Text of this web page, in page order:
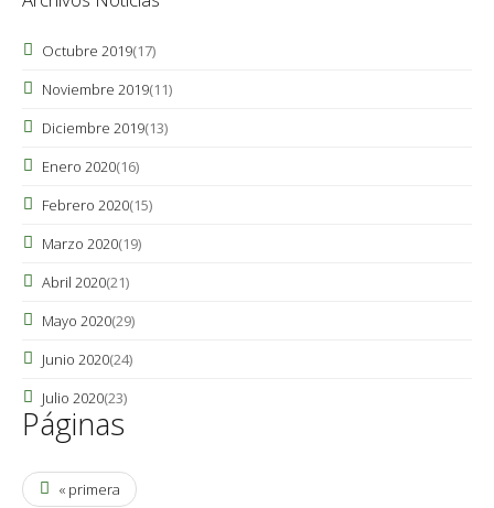
Octubre 2019(17)
Noviembre 2019(11)
Diciembre 2019(13)
Enero 2020(16)
Febrero 2020(15)
Marzo 2020(19)
Abril 2020(21)
Mayo 2020(29)
Junio 2020(24)
Julio 2020(23)
Páginas
« primera